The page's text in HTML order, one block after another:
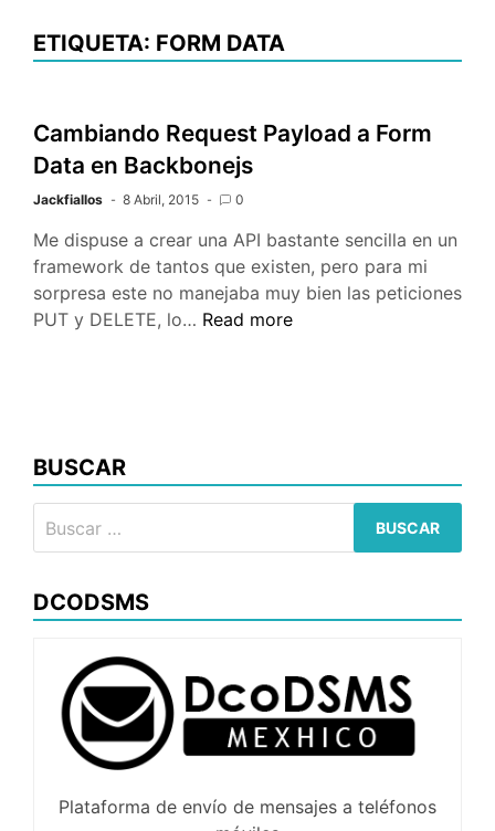
ETIQUETA: FORM DATA
Cambiando Request Payload a Form
Data en Backbonejs
Jackfiallos 8 Abril, 2015 0
Me dispuse a crear una API bastante sencilla en un
framework de tantos que existen, pero para mi
sorpresa este no manejaba muy bien las peticiones
PUT y DELETE, lo… Cambiando
Backbonejs
Read more
BUSCAR
DCODSMS
Plataforma de envío de mensajes a teléfonos